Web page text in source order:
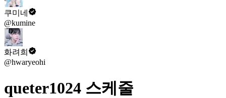
쿠미네
@kumine
화려희
@hwaryeohi
queter1024 스케줄